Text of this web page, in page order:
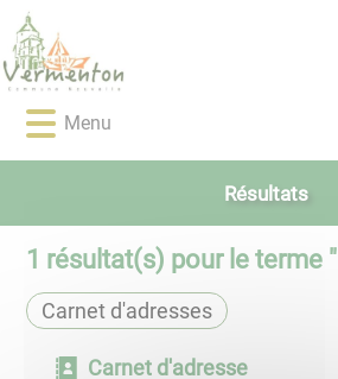
Lien
d'accès
rapide
au
menu
Lien
d'accès
rapide
au
contenu
Lien
d'accès
rapide
à
Lien
d'accès
rapide
au
pied
Menu
Résultats
1 résultat(s) pour le terme "
Carnet d'adresses
Carnet d'adresse
Panneau de gestion des cookies